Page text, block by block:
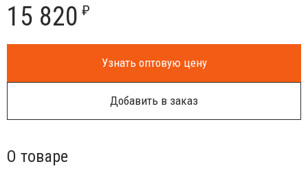
15 820 ₽
Узнать оптовую цену
Добавить в заказ
О товаре